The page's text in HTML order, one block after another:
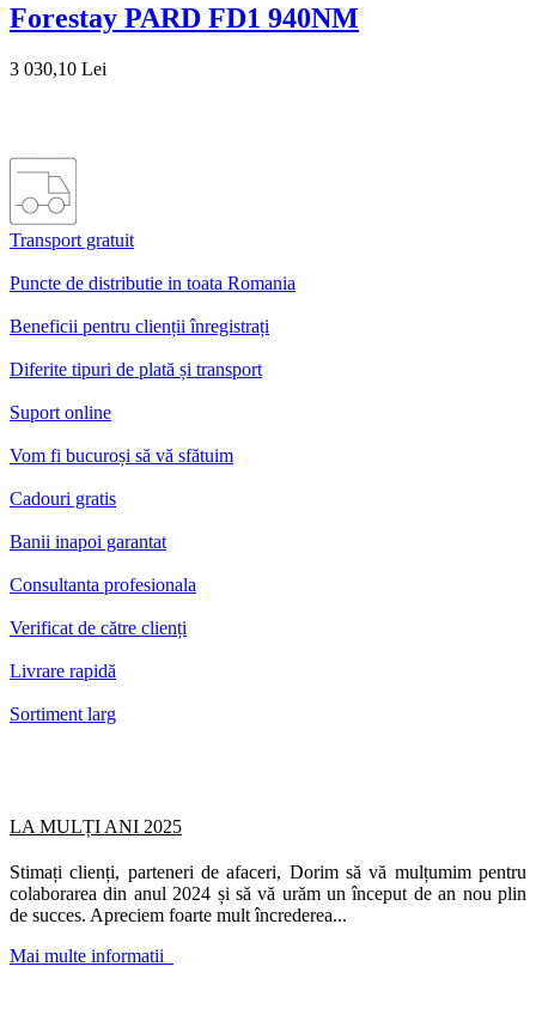
Forestay PARD FD1 940NM
3 030,10 Lei
Transport gratuit
Puncte de distributie in toata Romania
Beneficii pentru clienții înregistrați
Diferite tipuri de plată și transport
Suport online
Vom fi bucuroși să vă sfătuim
Cadouri gratis
Banii inapoi garantat
Consultanta profesionala
Verificat de către clienți
Livrare rapidă
Sortiment larg
LA MULȚI ANI 2025
Stimați clienți, parteneri de afaceri, Dorim să vă mulțumim pentru
colaborarea din anul 2024 și să vă urăm un început de an nou plin
de succes. Apreciem foarte mult încrederea...
Mai multe informatii